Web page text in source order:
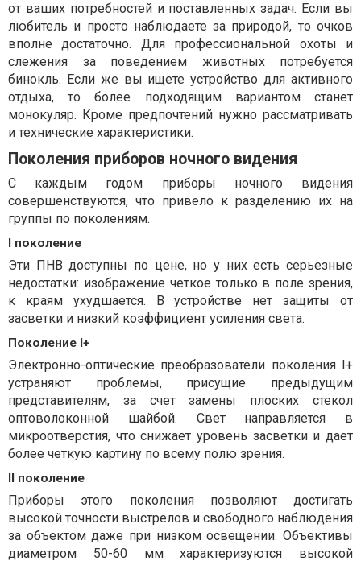
от ваших потребностей и поставленных задач. Если вы
любитель и просто наблюдаете за природой, то очков
вполне достаточно. Для профессиональной охоты и
слежения за поведением животных потребуется
бинокль. Если же вы ищете устройство для активного
отдыха, то более подходящим вариантом станет
монокуляр. Кроме предпочтений нужно рассматривать
и технические характеристики.
Поколения приборов ночного видения
С каждым годом приборы ночного видения
совершенствуются, что привело к разделению их на
группы по поколениям.
I поколение
Эти ПНВ доступны по цене, но у них есть серьезные
недостатки: изображение четкое только в поле зрения,
к краям ухудшается. В устройстве нет защиты от
засветки и низкий коэффициент усиления света.
Поколение I+
Электронно-оптические преобразователи поколения I+
устраняют проблемы, присущие предыдущим
представителям, за счет замены плоских стекол
оптоволоконной шайбой. Свет направляется в
микроотверстия, что снижает уровень засветки и дает
более четкую картину по всему полю зрения.
II поколение
Приборы этого поколения позволяют достигать
высокой точности выстрелов и свободного наблюдения
за объектом даже при низком освещении. Объективы
диаметром 50-60 мм характеризуются высокой